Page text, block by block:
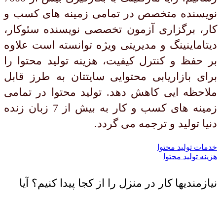
نویسنده متخصص در تمامی زمینه های کسب و
کار، برگزاری آزمون تخصصی نویسنده سئوکار،
دیتاماینینگ و مدیریتی ویژه توانسته است علاوه
بر حفظ و کنترل کیفیت، هزینه تولید محتوا را
برای بازاریابی محتوایی سایتتان به طرز قابل
ملاحظه ایی کاهش دهد. تولید محتوا در تمامی
زمینه های کسب و کار به بیش از 7 زبان زنده
دنیا تولید و ترجمه می گردد.
خدمات تولید محتوا
هزینه تولید محتوا
نیازمندیها کار در منزل را از کجا پیدا کنیم؟ آیا